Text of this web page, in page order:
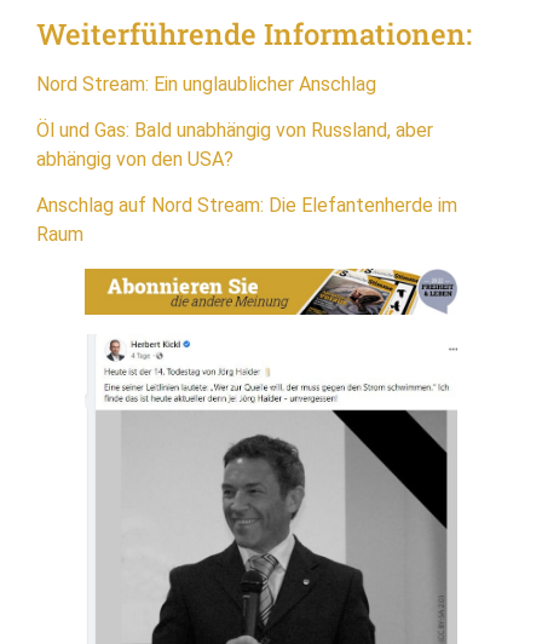
Weiterführende Informationen:
Nord Stream: Ein unglaublicher Anschlag
Öl und Gas: Bald unabhängig von Russland, aber
abhängig von den USA?
Anschlag auf Nord Stream: Die Elefantenherde im
Raum